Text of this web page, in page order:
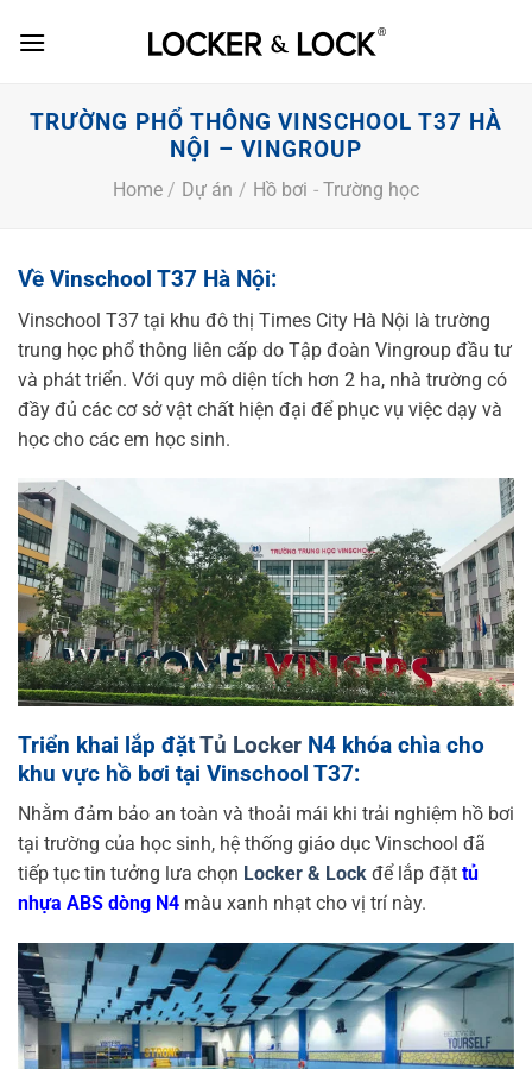
TRƯỜNG PHỔ THÔNG VINSCHOOL T37 HÀ
NỘI – VINGROUP
Home / Dự án / Hồ bơi - Trường học
Về Vinschool T37 Hà Nội:
Vinschool T37 tại khu đô thị Times City Hà Nội là trường
trung học phổ thông liên cấp do Tập đoàn Vingroup đầu tư
và phát triển. Với quy mô diện tích hơn 2 ha, nhà trường có
đầy đủ các cơ sở vật chất hiện đại để phục vụ việc dạy và
học cho các em học sinh.
Triển khai lắp đặtTủ Locker N4 khóa chìa cho
khu vực hồ bơi tại Vinschool T37:
Nhằm đảm bảo an toàn và thoải mái khi trải nghiệm hồ bơi
tại trường của học sinh, hệ thống giáo dục Vinschool đã
tiếp tục tin tưởng lưa chọn Locker & Lock để lắp đặt tủ
nhựa ABS dòng N4 màu xanh nhạt cho vị trí này.